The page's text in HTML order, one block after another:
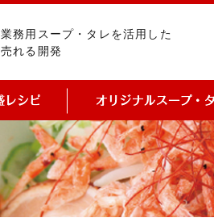
業務用スープ・タレを活用した
売れる開発